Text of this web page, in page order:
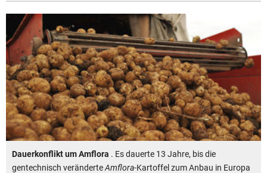
Dauerkonflikt um Amflora . Es dauerte 13 Jahre, bis die
gentechnisch veränderteAmflora-Kartoffel zum Anbau in Europa